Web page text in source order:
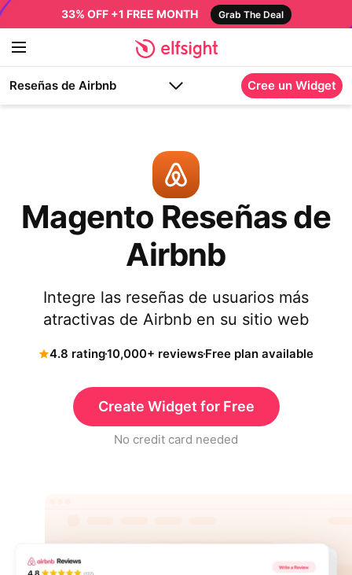
33% OFF +1 FREE MONTH Grab The Deal
Reseñas de Airbnb Cree un Widget
Magento Reseñas de
Airbnb
Integre las reseñas de usuarios más
atractivas de Airbnb en su sitio web
4.8 rating10,000+ reviewsFree plan available
Create Widget for Free
No credit card needed